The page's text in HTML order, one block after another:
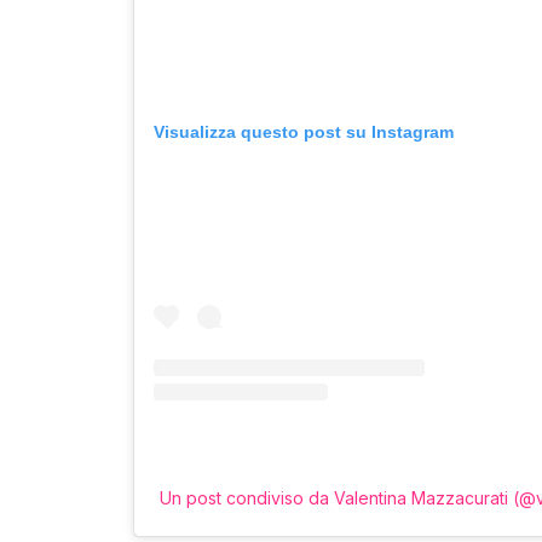
Visualizza questo post su Instagram
Un post condiviso da Valentina Mazzacurati